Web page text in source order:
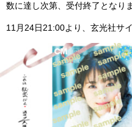
数に達し次第、受付終了となりま
11月24日21:00より、玄光社サ